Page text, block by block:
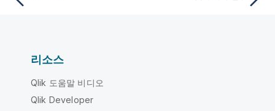
리소스
Qlik 도움말 비디오
Qlik Developer